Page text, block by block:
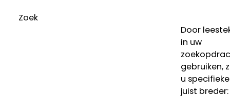
Zoek
Door
in uw
gebruiken,
u
juist breder: